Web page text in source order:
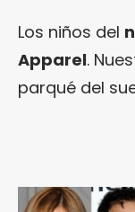
Los niños del
Apparel.
parqué del